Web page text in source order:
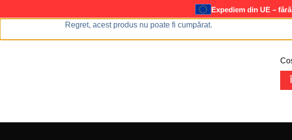
Expediem din UE –
Regret, acest produs nu poate fi cumpărat.